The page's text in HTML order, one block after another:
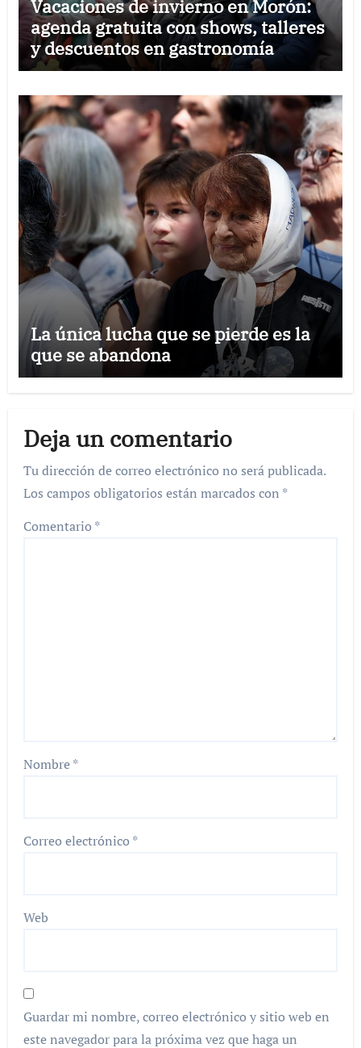
Vacaciones de invierno en Morón:
agenda gratuita con shows, talleres
y descuentos en gastronomía
La única lucha que se pierde es la
que se abandona
Deja un comentario
Tu dirección de correo electrónico no será publicada.
Los campos obligatorios están marcados con *
Comentario *
Nombre*
Correo electrónico *
Web
Guardar mi nombre, correo electrónico y sitio web en
este navegador para la próxima vez que haga un